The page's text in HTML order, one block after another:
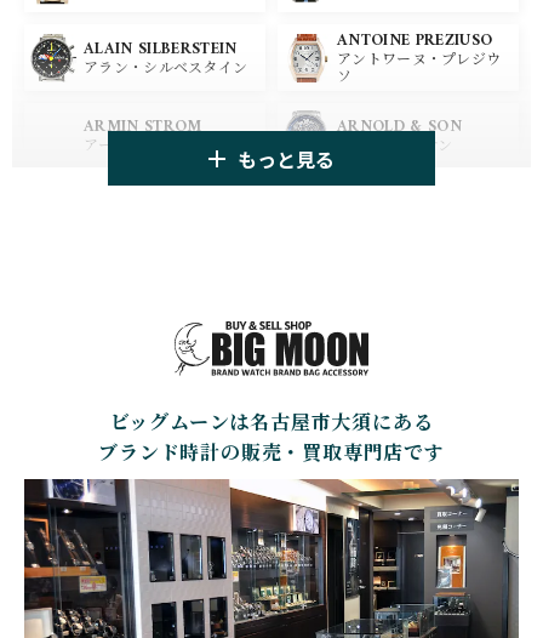
BLANCPAIN
ブランパン
BREITLING
ブライトリング
HUBLOT
ウブロ
ZENITH
BELL＆ROSS SINN
ジン
CARTIER
カルティエ
CHANEL
シャネル
CHOPARD
ショパール
SEIKO
セイコー
GLASHUTTE ORIGINA
L
グラスヒュッテ・オリジ
ナル
CHRONOSWISS
クロノスイス
ALAIN SILBERSTEIN
アラン・シルベスタイン
ANTOINE PREZIUSO
アントワーヌ・プレジウ
ソ
ARMIN STROM
アーミン・シュトローム
ARNOLD & SON
アーノルド&サン
BAMFORD LONDON
バンフォード・ロンドン
BAUME&MERCIER
ボーム＆メルシエ
BEAUBLEU
ボーブルー
BELL＆ROSS
ベル＆ロス
BLANCPAIN
ブランパン
BOLDR Supply Compan
y
ボルダー・サプライ・カ
ンパニー
BOVET
ボヴェ
BREGUET
ブレゲ
もっと見る
ビッグムーンは名古屋市大須にある
ブランド時計の販売・買取専門店です